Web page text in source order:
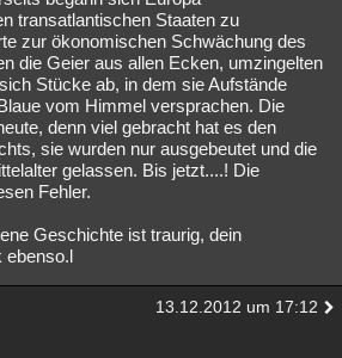
transatlantischen Staaten zu
zur ökonomischen Schwächung des
die Geier aus allen Ecken, umzingelten
Stücke ab, in dem sie Aufstände
vom Himmel versprachen. Die
denn viel gebracht hat es den
sie wurden nur ausgebeutet und die
gelassen. Bis jetzt....! Die
Fehler.
Geschichte ist traurig, dein
ebenso.l
13.12.2012 um 17:12